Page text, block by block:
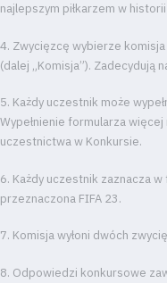
najlepszym piłkarzem w
4. Zwycięzcę wybierze
(dalej „Komisja”). Zadecydują
5. Każdy uczestnik może
Wypełnienie formularza
uczestnictwa w Konkursie.
6. Każdy uczestnik zaznacza
przeznaczona FIFA 23.
7. Komisja wyłoni dwóch
8. Odpowiedzi konkursowe